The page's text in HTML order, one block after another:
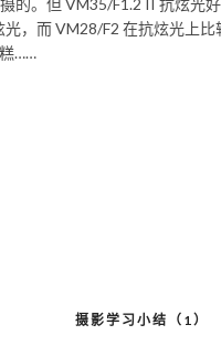
的。但 VM35/F1.2 II 抗炫光
，而 VM28/F2 在抗炫光上比
糕……
摄影学习小结（1）